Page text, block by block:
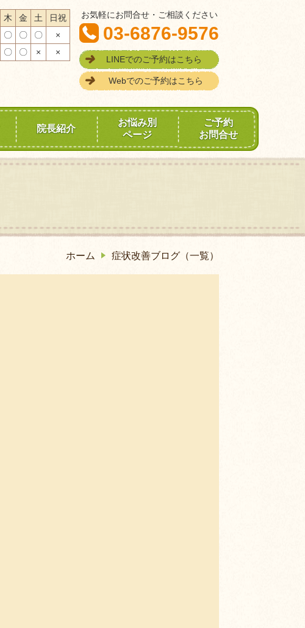
木 金 土
日祝
〇 〇 〇
×
〇 〇 × ×
お気軽にお問合せ・ご相談ください
03-6876-9576
LINEでのご予約はこちら
Webでのご予約はこちら
院長紹介
お悩み別
ページ
ご予約
お問合せ
ホーム 症状改善ブログ（一覧）